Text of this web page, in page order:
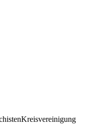
Kreisvereinigung